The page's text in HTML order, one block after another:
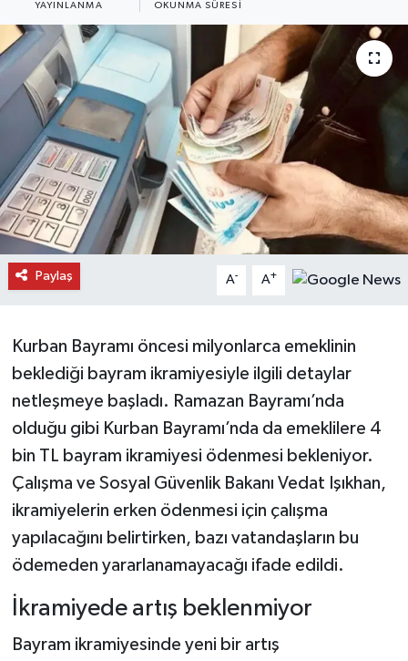
YAYINLANMA OKUNMA SÜRESI
Paylaş A- A+
Kurban Bayramı öncesi milyonlarca emeklinin
beklediği bayram ikramiyesiyle ilgili detaylar
netleşmeye başladı. Ramazan Bayramı’nda
olduğu gibi Kurban Bayramı’nda da emeklilere 4
bin TL bayram ikramiyesi ödenmesi bekleniyor.
Çalışma ve Sosyal Güvenlik Bakanı Vedat Işıkhan,
ikramiyelerin erken ödenmesi için çalışma
yapılacağını belirtirken, bazı vatandaşların bu
ödemeden yararlanamayacağı ifade edildi.
İkramiyede artış beklenmiyor
Bayram ikramiyesinde yeni bir artış
Daday Haberleri
Devrekani Haberleri
Doğanyurt Haberleri
Hanönü Haberleri
İhsangazi Haberleri
İnebolu Haberleri
Küre Haberleri
Pınarbaşı Haberleri
Şenpazar Haberleri
Seydiler Haberleri
Taşköprü Haberleri
Tosya Haberleri
Karadeniz Haberleri